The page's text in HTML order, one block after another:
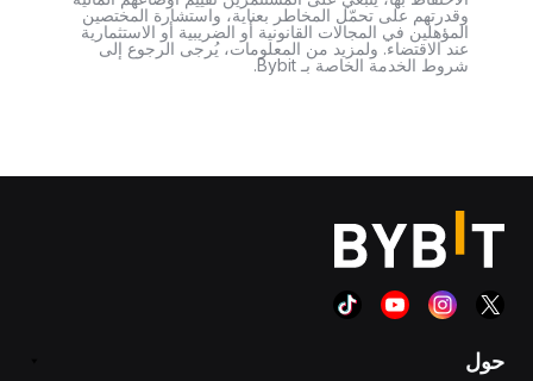
وقدرتهم على تحمّل المخاطر بعناية، واستشارة المختصين
المؤهلين في المجالات القانونية أو الضريبية أو الاستثمارية
عند الاقتضاء. ولمزيد من المعلومات، يُرجى الرجوع إلى
شروط الخدمة الخاصة بـ Bybit.
حول